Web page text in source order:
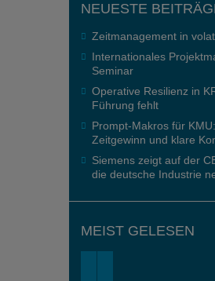
NEUESTE
Zeitmanagement in
Internationales
Seminar
Operative Resilienz in
Führung fehlt
Prompt-Makros für
Zeitgewinn und klare
Siemens zeigt auf der
die deutsche Industrie
MEIST GELESEN